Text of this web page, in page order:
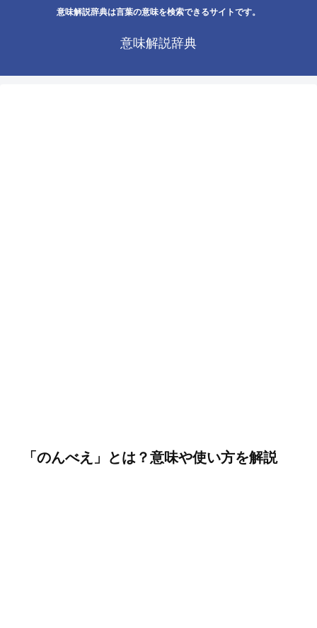
意味解説辞典は言葉の意味を検索できるサイトです。
意味解説辞典
「のんべえ」とは？意味や使い方を解説